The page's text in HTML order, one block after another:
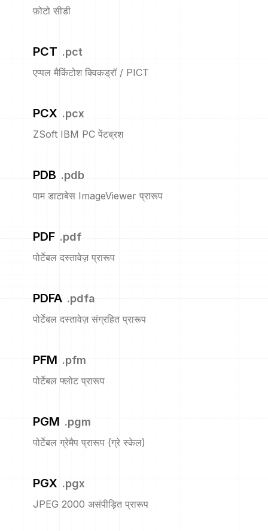
फ़ोटो सीडी
PCT .pct
एप्पल मैकिंटोश क्विकड्रॉ / PICT
PCX .pcx
ZSoft IBM PC पेंटब्रश
PDB .pdb
पाम डाटाबेस ImageViewer प्रारूप
PDF .pdf
पोर्टेबल दस्तावेज़ प्रारूप
PDFA .pdfa
पोर्टेबल दस्तावेज़ संग्रहित प्रारूप
PFM .pfm
पोर्टेबल फ्लोट प्रारूप
PGM .pgm
पोर्टेबल ग्रेमैप प्रारूप (ग्रे स्केल)
PGX .pgx
JPEG 2000 असंपीड़ित प्रारूप